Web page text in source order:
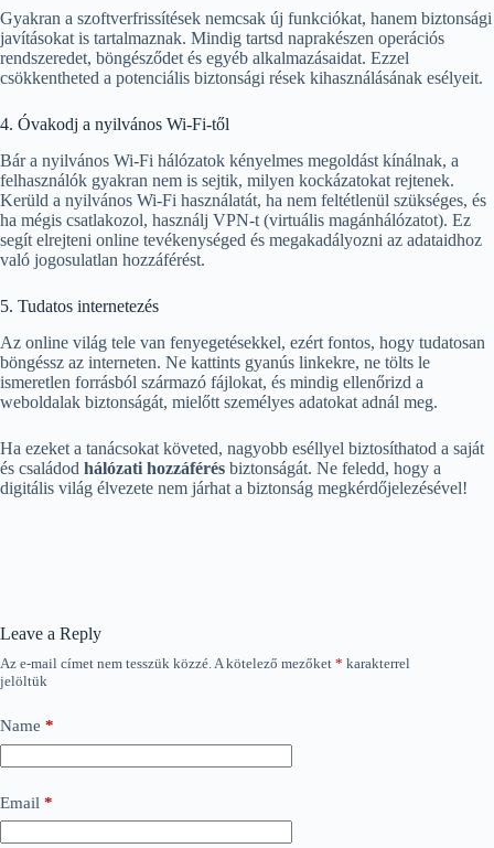
Gyakran a szoftverfrissítések nemcsak új funkciókat, hanem biztonsági
javításokat is tartalmaznak. Mindig tartsd naprakészen operációs
rendszeredet, böngésződet és egyéb alkalmazásaidat. Ezzel
csökkentheted a potenciális biztonsági rések kihasználásának esélyeit.
4. Óvakodj a nyilvános Wi-Fi-től
Bár a nyilvános Wi-Fi hálózatok kényelmes megoldást kínálnak, a
felhasználók gyakran nem is sejtik, milyen kockázatokat rejtenek.
Kerüld a nyilvános Wi-Fi használatát, ha nem feltétlenül szükséges, és
ha mégis csatlakozol, használj VPN-t (virtuális magánhálózatot). Ez
segít elrejteni online tevékenységed és megakadályozni az adataidhoz
való jogosulatlan hozzáférést.
5. Tudatos internetezés
Az online világ tele van fenyegetésekkel, ezért fontos, hogy tudatosan
böngéssz az interneten. Ne kattints gyanús linkekre, ne tölts le
ismeretlen forrásból származó fájlokat, és mindig ellenőrizd a
weboldalak biztonságát, mielőtt személyes adatokat adnál meg.
Ha ezeket a tanácsokat követed, nagyobb eséllyel biztosíthatod a saját
és családod hálózati hozzáférés biztonságát. Ne feledd, hogy a
digitális világ élvezete nem járhat a biztonság megkérdőjelezésével!
Leave a Reply
Az e-mail címet nem tesszük közzé.A kötelező mezőket * karakterrel
jelöltük
Name *
Email *